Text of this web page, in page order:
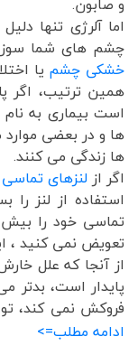
اما آلرژی تنها
چشم های شما
خشکی چشم یا
همین ترتیب، اگر
است بیماری به نام
ها و در بعضی
ها زندگی می کنند.
اگر ازلنزهای تماسی
استفاده از لنز را
تماسی خود را بیش
تعویض نمی کنید ،
از آنجا که علل
پایدار است، بدتر
فروکش نمی کند،
ادامه مطلب=>